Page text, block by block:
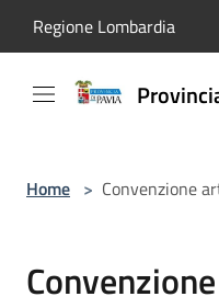
Regione Lombardia
Home > Convenzione